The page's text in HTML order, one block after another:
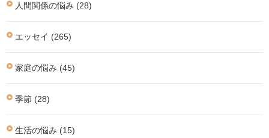
人間関係の悩み (28)
エッセイ (265)
家庭の悩み (45)
季節 (28)
生活の悩み (15)